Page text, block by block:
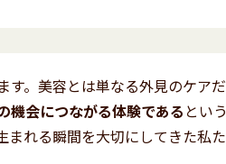
す。美容とは単なる外見のケアだ
機会につながる体験である という
まれる瞬間を大切にしてきた私た